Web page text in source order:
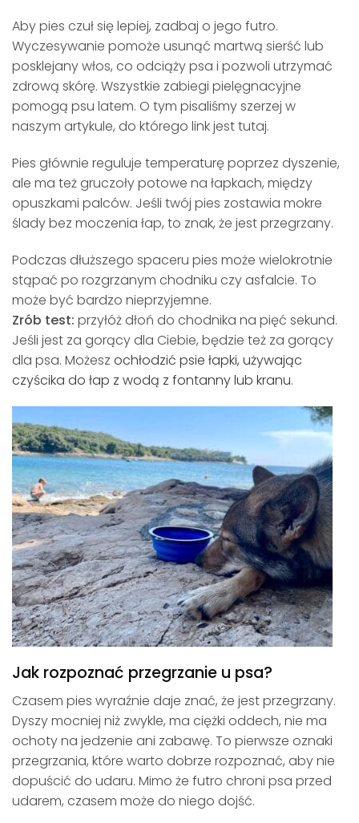
Aby pies czuł się lepiej, zadbaj o jego futro.
Wyczesywanie pomoże usunąć martwą sierść lub
posklejany włos, co odciąży psa i pozwoli utrzymać
zdrową skórę. Wszystkie zabiegi pielęgnacyjne
pomogą psu latem. O tym pisaliśmy szerzej w
naszym artykule, do którego link jest tutaj.
Pies głównie reguluje temperaturę poprzez dyszenie,
ale ma też gruczoły potowe na łapkach, między
opuszkami palców. Jeśli twój pies zostawia mokre
ślady bez moczenia łap, to znak, że jest przegrzany.
Podczas dłuższego spaceru pies może wielokrotnie
stąpać po rozgrzanym chodniku czy asfalcie. To
może być bardzo nieprzyjemne.
Zrób test: przyłóż dłoń do chodnika na pięć sekund.
Jeśli jest za gorący dla Ciebie, będzie też za gorący
dla psa. Możesz ochłodzić psie łapki, używając
czyścika do łap z wodą z fontanny lub kranu.
Jak rozpoznać przegrzanie u psa?
Czasem pies wyraźnie daje znać, że jest przegrzany.
Dyszy mocniej niż zwykle, ma ciężki oddech, nie ma
ochoty na jedzenie ani zabawę. To pierwsze oznaki
przegrzania, które warto dobrze rozpoznać, aby nie
dopuścić do udaru. Mimo że futro chroni psa przed
udarem, czasem może do niego dojść.